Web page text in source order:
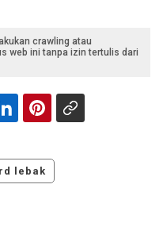
crawling atau
web ini tanpa izin tertulis dari
lebak